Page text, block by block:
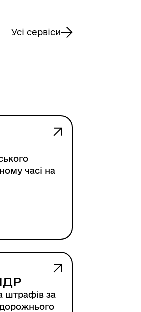
Усі сервіси
часі на
штрафів за